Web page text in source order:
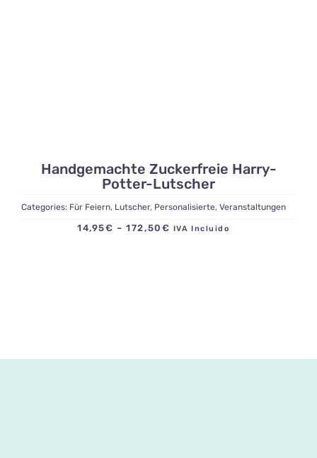
Handgemachte Zuckerfreie Harry-
Potter-Lutscher
Categories: Für Feiern, Lutscher, Personalisierte, Veranstaltungen
14,95€ –172,50 € Preisspanne:
IVA Incluido